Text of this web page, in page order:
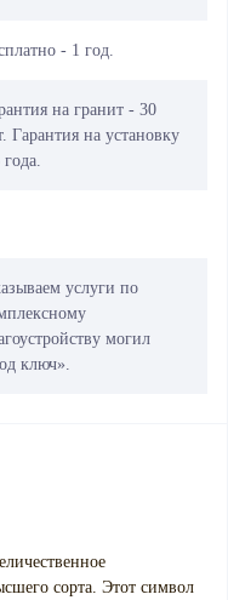
- 1 год.
на гранит - 30
Гарантия на установку
услуги по
могил
ключ».
сорта. Этот символ